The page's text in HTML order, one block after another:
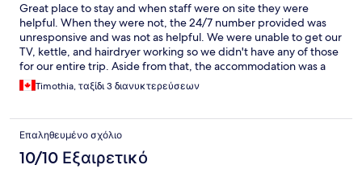
Great place to stay and when staff were on site they were
helpful. When they were not, the 24/7 number provided was
unresponsive and was not as helpful. We were unable to get our
TV, kettle, and hairdryer working so we didn't have any of those
for our entire trip. Aside from that, the accommodation was a
nice place to sleep.
Timothia, ταξίδι 3 διανυκτερεύσεων
Επαληθευμένο σχόλιο
10/10 Εξαιρετικό